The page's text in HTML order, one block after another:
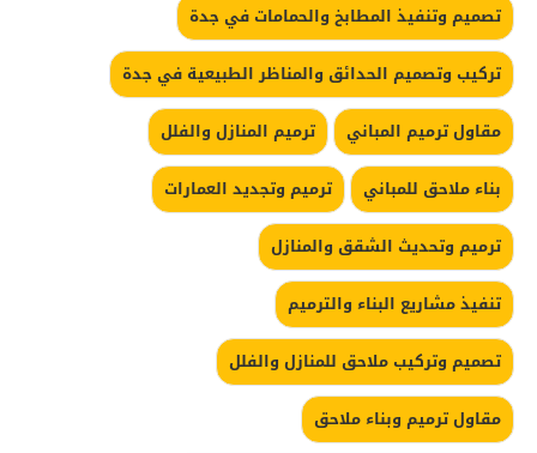
تصميم وتنفيذ المطابخ والحمامات في جدة
تركيب وتصميم الحدائق والمناظر الطبيعية في جدة
مقاول ترميم المباني
ترميم المنازل والفلل
بناء ملاحق للمباني
ترميم وتجديد العمارات
ترميم وتحديث الشقق والمنازل
تنفيذ مشاريع البناء والترميم
تصميم وتركيب ملاحق للمنازل والفلل
مقاول ترميم وبناء ملاحق